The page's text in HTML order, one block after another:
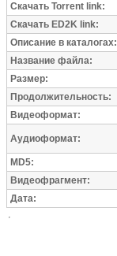
Скачать Torrent link:
Скачать ED2K link:
Описание в каталогах:
Название файла:
Размер:
Продолжительность:
Видеоформат:
Аудиоформат:
MD5:
Видеофрагмент:
Дата: